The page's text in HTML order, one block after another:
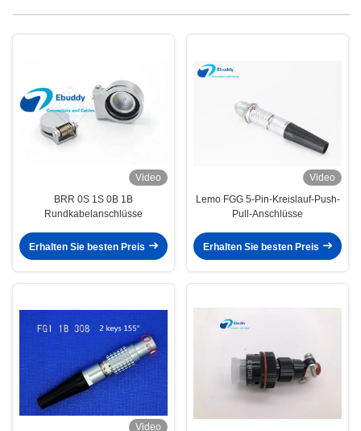
Video
BRR 0S 1S 0B 1B
Rundkabelanschlüsse
Erhalten Sie besten Preis
Video
Lemo FGG 5-Pin-Kreislauf-Push-
Pull-Anschlüsse
Erhalten Sie besten Preis
Video